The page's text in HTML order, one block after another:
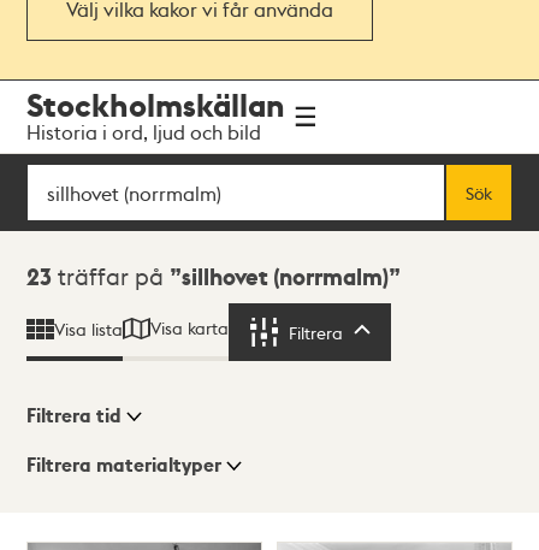
Välj vilka kakor vi får använda
navigationen
huvudinnehållet
Stockholmskällan
Historia i ord, ljud och bild
Sök
Sök
Sökresultat
23 träffar på sillhovet (norrmalm)
Visa lista Visa karta Filtrera
Visningsläge
Filtrera tid
Filtrera materialtyper